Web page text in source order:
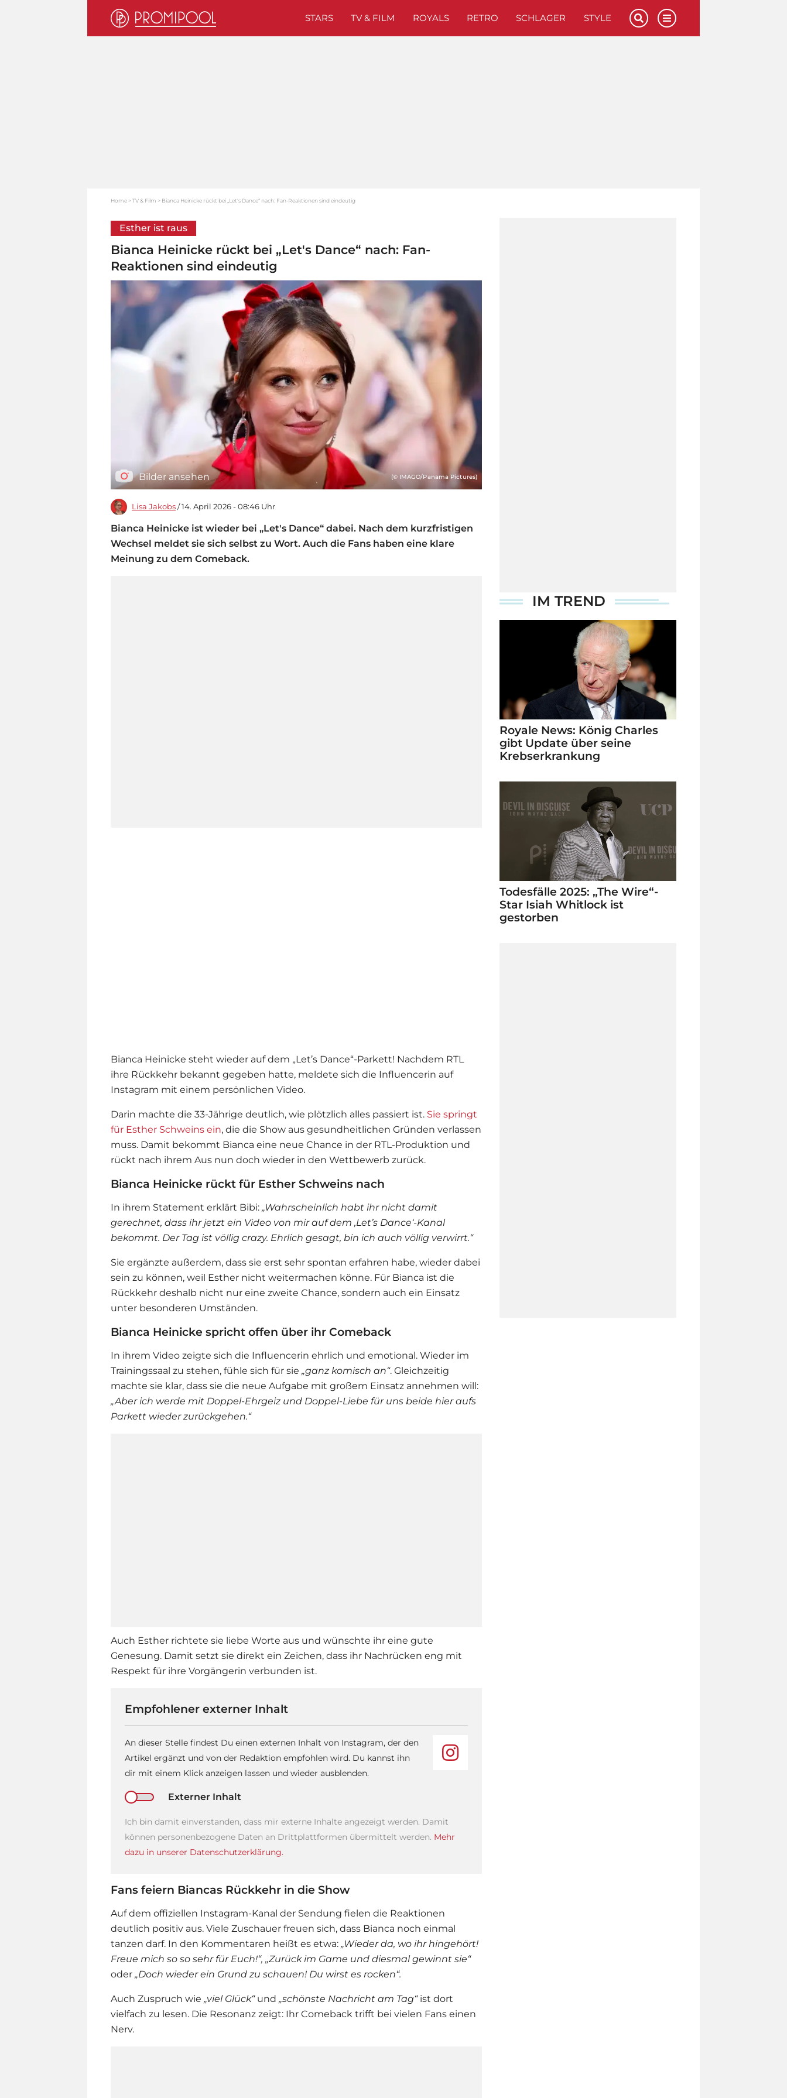
STARS TV & FILM ROYALS RETRO SCHLAGER STYLE
Home TV & Film Bianca Heinicke rückt bei „Let's Dance“ nach: Fan-Reaktionen sind eindeutig
Esther ist raus
Bianca Heinicke rückt bei „Let's Dance“ nach: Fan-
Reaktionen sind eindeutig
Bilder ansehen (© IMAGO/Panama Pictures)
Lisa Jakobs / 14. April 2026 - 08:46 Uhr
Bianca Heinicke ist wieder bei „Let's Dance“ dabei. Nach dem kurzfristigen
Wechsel meldet sie sich selbst zu Wort. Auch die Fans haben eine klare
Meinung zu dem Comeback.
Bianca Heinicke steht wieder auf dem „Let’s Dance“-Parkett! Nachdem RTL
ihre Rückkehr bekannt gegeben hatte, meldete sich die Influencerin auf
Instagram mit einem persönlichen Video.
Darin machte die 33-Jährige deutlich, wie plötzlich alles passiert ist. Sie springt
für Esther Schweins ein, die die Show aus gesundheitlichen Gründen verlassen
muss. Damit bekommt Bianca eine neue Chance in der RTL-Produktion und
rückt nach ihrem Aus nun doch wieder in den Wettbewerb zurück.
Bianca Heinicke rückt für Esther Schweins nach
In ihrem Statement erklärt Bibi: „Wahrscheinlich habt ihr nicht damit
gerechnet, dass ihr jetzt ein Video von mir auf dem ‚Let’s Dance‘-Kanal
bekommt. Der Tag ist völlig crazy. Ehrlich gesagt, bin ich auch völlig verwirrt.“
Sie ergänzte außerdem, dass sie erst sehr spontan erfahren habe, wieder dabei
sein zu können, weil Esther nicht weitermachen könne. Für Bianca ist die
Rückkehr deshalb nicht nur eine zweite Chance, sondern auch ein Einsatz
unter besonderen Umständen.
Bianca Heinicke spricht offen über ihr Comeback
In ihrem Video zeigte sich die Influencerin ehrlich und emotional. Wieder im
Trainingssaal zu stehen, fühle sich für sie „ganz komisch an“. Gleichzeitig
machte sie klar, dass sie die neue Aufgabe mit großem Einsatz annehmen will:
„Aber ich werde mit Doppel-Ehrgeiz und Doppel-Liebe für uns beide hier aufs
Parkett wieder zurückgehen.“
Auch Esther richtete sie liebe Worte aus und wünschte ihr eine gute
Genesung. Damit setzt sie direkt ein Zeichen, dass ihr Nachrücken eng mit
Respekt für ihre Vorgängerin verbunden ist.
Empfohlener externer Inhalt
An dieser Stelle findest Du einen externen Inhalt von Instagram, der den
Artikel ergänzt und von der Redaktion empfohlen wird. Du kannst ihn
dir mit einem Klick anzeigen lassen und wieder ausblenden.
Externer Inhalt
Ich bin damit einverstanden, dass mir externe Inhalte angezeigt werden. Damit
können personenbezogene Daten an Drittplattformen übermittelt werden. Mehr
dazu in unserer Datenschutzerklärung.
Fans feiern Biancas Rückkehr in die Show
Auf dem offiziellen Instagram-Kanal der Sendung fielen die Reaktionen
deutlich positiv aus. Viele Zuschauer freuen sich, dass Bianca noch einmal
tanzen darf. In den Kommentaren heißt es etwa: „Wieder da, wo ihr hingehört!
Freue mich so so sehr für Euch!“, „Zurück im Game und diesmal gewinnt sie“
oder „Doch wieder ein Grund zu schauen! Du wirst es rocken“.
Auch Zuspruch wie „viel Glück“und „schönste Nachricht am Tag“ist dort
vielfach zu lesen. Die Resonanz zeigt: Ihr Comeback trifft bei vielen Fans einen
Nerv.
IM TREND
Royale News: König Charles
gibt Update über seine
Krebserkrankung
Todesfälle 2025: „The Wire“-
Star Isiah Whitlock ist
gestorben